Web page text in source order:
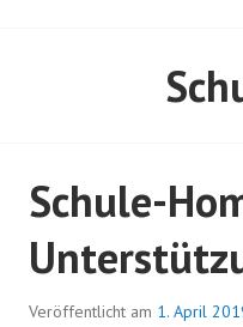
Schule-
Veröffentlicht am 1. April